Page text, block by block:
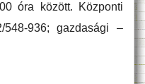
óra között. Központi
936; gazdasági –